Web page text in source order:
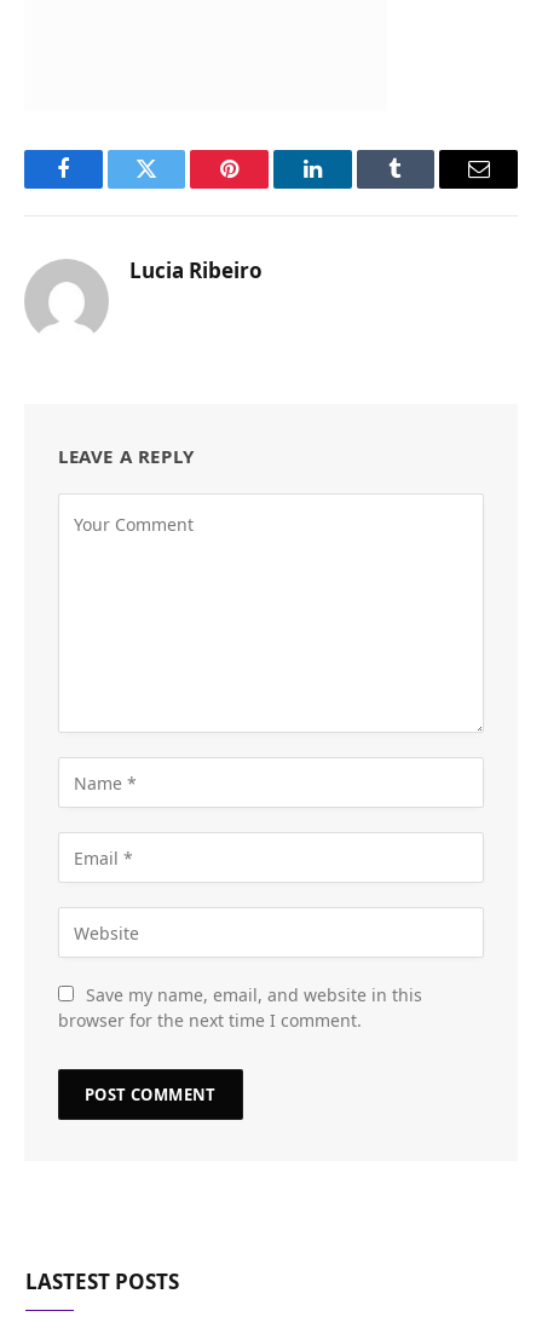
FacebookTwitter Pinterest LinkedInTumblr Email
Lucia Ribeiro
LEAVE A REPLY
Save my name, email, and website in this
browser for the next time I comment.
LASTEST POSTS